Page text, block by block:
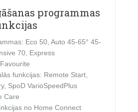
programmas
Eco 50, Auto 45-65° 45-
70, Express
funkcijas: Remote Start,
SpoD VarioSpeedPlus
Care
no Home Connect